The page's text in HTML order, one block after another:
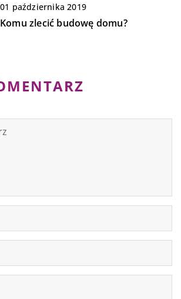
01 października 2019
Komu zlecić budowę domu?